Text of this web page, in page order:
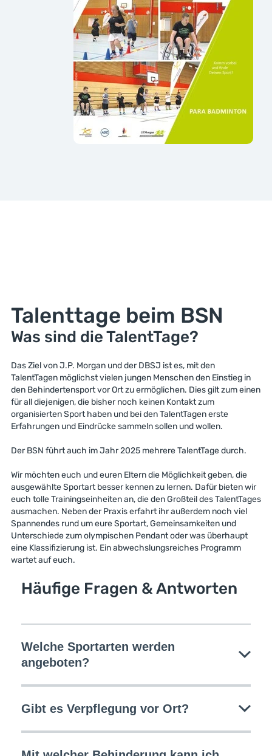
Talenttage beim BSN
Was sind die TalentTage?
Das Ziel von J.P. Morgan und der DBSJ ist es, mit den
TalentTagen möglichst vielen jungen Menschen den Einstieg in
den Behindertensport vor Ort zu ermöglichen. Dies gilt zum einen
für all diejenigen, die bisher noch keinen Kontakt zum
organisierten Sport haben und bei den TalentTagen erste
Erfahrungen und Eindrücke sammeln sollen und wollen.
Der BSN führt auch im Jahr 2025 mehrere TalentTage durch.
Wir möchten euch und euren Eltern die Möglichkeit geben, die
ausgewählte Sportart besser kennen zu lernen. Dafür bieten wir
euch tolle Trainingseinheiten an, die den Großteil des TalentTages
ausmachen. Neben der Praxis erfahrt ihr außerdem noch viel
Spannendes rund um eure Sportart, Gemeinsamkeiten und
Unterschiede zum olympischen Pendant oder was überhaupt
eine Klassifizierung ist. Ein abwechslungsreiches Programm
wartet auf euch.
Häufige Fragen & Antworten
Welche Sportarten werden
angeboten?
Gibt es Verpflegung vor Ort?